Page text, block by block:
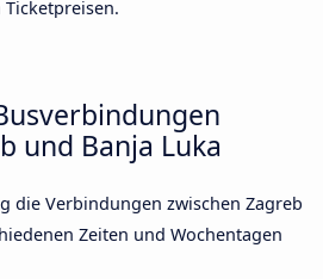
Ticketpreisen.
und Banja Luka
die Verbindungen zwischen Zagreb
Zeiten und Wochentagen